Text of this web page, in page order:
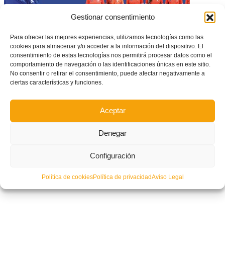
Gestionar consentimiento
Para ofrecer las mejores experiencias, utilizamos tecnologías como las
cookies para almacenar y/o acceder a la información del dispositivo. El
consentimiento de estas tecnologías nos permitirá procesar datos como el
comportamiento de navegación o las identificaciones únicas en este sitio.
No consentir o retirar el consentimiento, puede afectar negativamente a
ciertas características y funciones.
Aceptar
Denegar
Configuración
Política de cookiesPolítica de privacidadAviso Legal
CONVOCATORIA OFICIAL: Esta es la Selecció Valenciana Valenta sub16
de fútbol que disputará la segunda fase del CESA en Torrevieja